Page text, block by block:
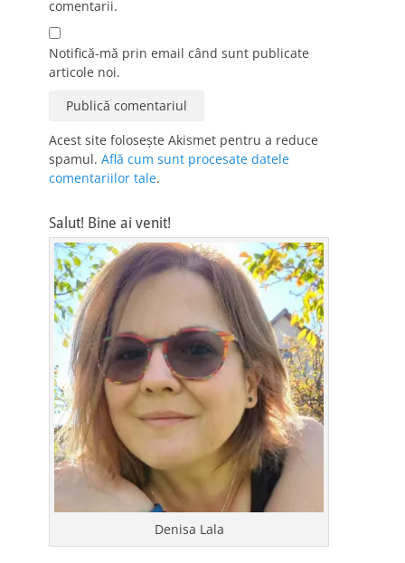
comentarii.
Notifică-mă prin email când sunt publicate
articole noi.
Acest site folosește Akismet pentru a reduce
spamul. Află cum sunt procesate datele
comentariilor tale.
Salut! Bine ai venit!
Denisa Lala